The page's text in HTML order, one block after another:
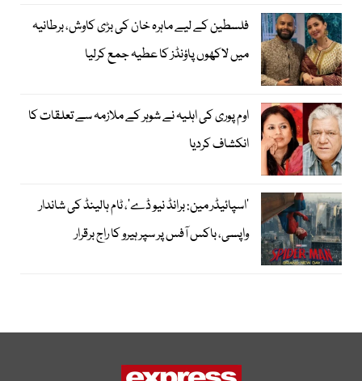
فلسطین کے لیے ماہرہ خان کی بڑی کاوش، برطانیہ
میں لاکھوں پاؤنڈز کا عطیہ جمع کرلیا
اوم پوری کی اہلیہ نے شوہر کے ملازمہ سے تعلقات کا
انکشاف کردیا
’اسپائیڈر مین: برانڈ نیو ڈے‘، ٹام ہالینڈ کی شاندار
واپسی، باکس آفس پر سپر ہیرو کا راج برقرار